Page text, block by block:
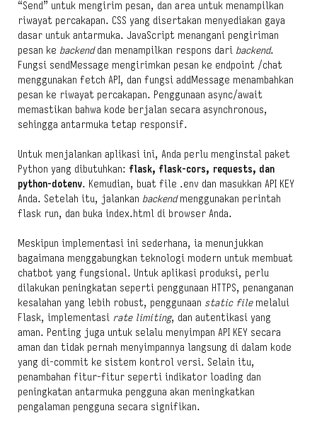
“Send” untuk mengirim pesan, dan area untuk menampilkan
riwayat percakapan. CSS yang disertakan menyediakan gaya
dasar untuk antarmuka. JavaScript menangani pengiriman
pesan ke backenddan menampilkan respons dari backend.
Fungsi sendMessage mengirimkan pesan ke endpoint /chat
menggunakan fetch API, dan fungsi addMessage menambahkan
pesan ke riwayat percakapan. Penggunaan async/await
memastikan bahwa kode berjalan secara asynchronous,
sehingga antarmuka tetap responsif.
Untuk menjalankan aplikasi ini, Anda perlu menginstal paket
Python yang dibutuhkan: flask, flask-cors, requests, dan
python-dotenv. Kemudian, buat file .env dan masukkan API KEY
Anda. Setelah itu, jalankan backendmenggunakan perintah
flask run, dan buka index.html di browser Anda.
Meskipun implementasi ini sederhana, ia menunjukkan
bagaimana menggabungkan teknologi modern untuk membuat
chatbot yang fungsional. Untuk aplikasi produksi, perlu
dilakukan peningkatan seperti penggunaan HTTPS, penanganan
kesalahan yang lebih robust, penggunaan static filemelalui
Flask, implementasi rate limiting, dan autentikasi yang
aman. Penting juga untuk selalu menyimpan API KEY secara
aman dan tidak pernah menyimpannya langsung di dalam kode
yang di-commit ke sistem kontrol versi. Selain itu,
penambahan fitur-fitur seperti indikator loading dan
peningkatan antarmuka pengguna akan meningkatkan
pengalaman pengguna secara signifikan.